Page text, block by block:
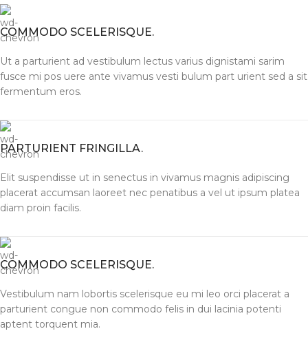
COMMODO SCELERISQUE.
Ut a parturient ad vestibulum lectus varius dignistami sarim
fusce mi pos uere ante vivamus vesti bulum part urient sed a sit
fermentum eros.
PARTURIENT FRINGILLA.
Elit suspendisse ut in senectus in vivamus magnis adipiscing
placerat accumsan laoreet nec penatibus a vel ut ipsum platea
diam proin facilis.
COMMODO SCELERISQUE.
Vestibulum nam lobortis scelerisque eu mi leo orci placerat a
parturient congue non commodo felis in dui lacinia potenti
aptent torquent mia.